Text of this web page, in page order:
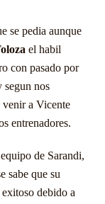
se pedia aunque
el habil
con pasado por
segun nos
venir a Vicente
entrenadores.
de Sarandi,
sabe que su
debido a